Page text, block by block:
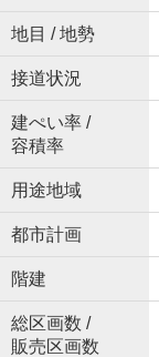
地目 / 地勢
接道状況
建ぺい率 /
容積率
用途地域
都市計画
階建
総区画数 /
販売区画数